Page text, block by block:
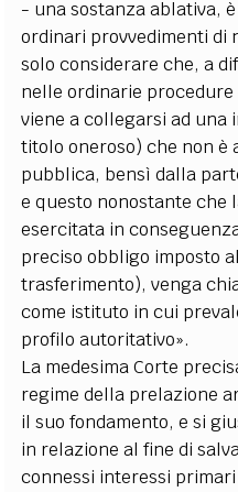
- una sostanza ablativa,
ordinari provvedimenti di
solo considerare che, a
nelle ordinarie
viene a collegarsi ad
titolo oneroso) che non è
pubblica, bensì dalla
e questo nonostante che
esercitata in
preciso obbligo imposto
trasferimento), venga
come istituto in cui
profilo autoritativo».
La medesima Corte
regime della prelazione
il suo fondamento, e si
in relazione al fine di
connessi interessi